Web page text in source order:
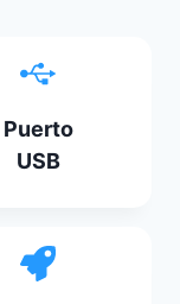
Puerto
USB